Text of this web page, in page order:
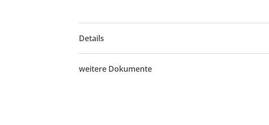
Details
weitere Dokumente